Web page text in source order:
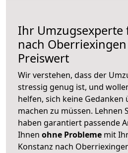
Ihr Umzugsexperte
nach Oberriexingen
Preiswert
Wir verstehen, dass der
stressig genug ist, und
helfen, sich keine Gedanken
machen zu müssen. Lehnen
haben garantiert passende
Ihnen ohne Probleme mit
Konstanz nach